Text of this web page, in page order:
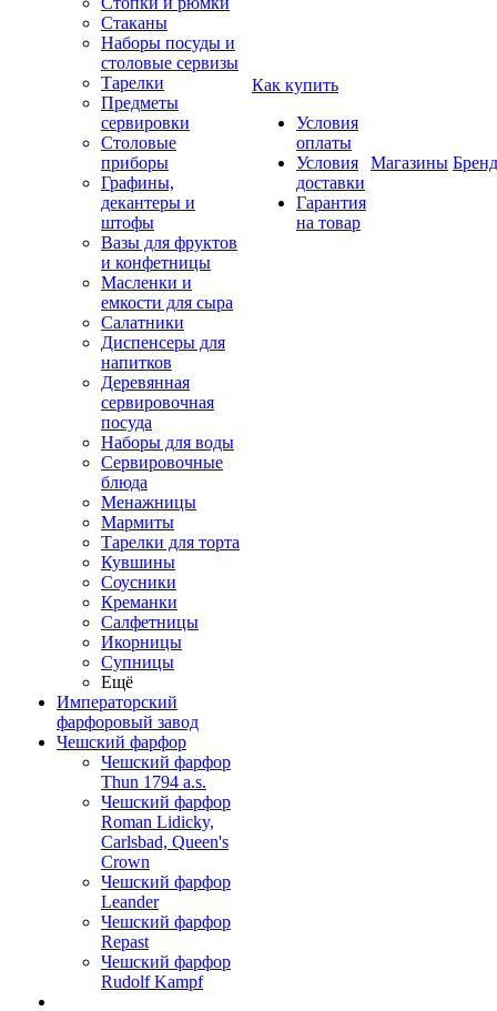
Стаканы
Наборы посуды и
столовые сервизы
Тарелки
Предметы
сервировки
Столовые
приборы
Графины,
декантеры и
штофы
Вазы для фруктов
и конфетницы
Масленки и
емкости для сыра
Салатники
Диспенсеры для
напитков
Деревянная
сервировочная
посуда
Наборы для воды
Сервировочные
блюда
Менажницы
Мармиты
Тарелки для торта
Кувшины
Соусники
Креманки
Салфетницы
Икорницы
Супницы
Ещё
Императорский
фарфоровый завод
Чешский фарфор
Чешский фарфор
Thun 1794 a.s.
Чешский фарфор
Roman Lidicky,
Carlsbad, Queen's
Crown
Чешский фарфор
Leander
Чешский фарфор
Repast
Чешский фарфор
Rudolf Kampf
Как купить
Условия
оплаты
Условия
доставки
Гарантия
на товар
Магазины